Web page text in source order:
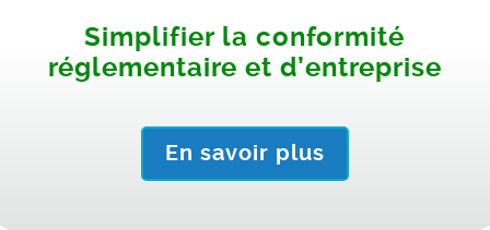
Simplifier la conformité
réglementaire et d’entreprise
En savoir plus